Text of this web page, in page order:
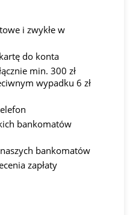
i zwykłe w
do konta
min. 300 zł
wypadku 6 zł
bankomatów
naszych bankomatów
zapłaty